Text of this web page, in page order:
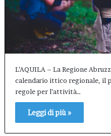
L’AQUILA – La Regione
calendario ittico regionale, il
regole per l’attività…
Leggi di più »